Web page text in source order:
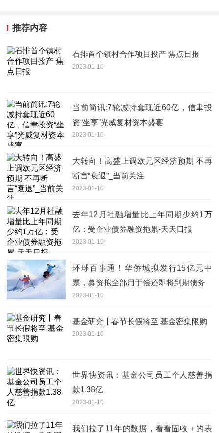
推荐内容
石排首个镇村合作项目投产 焦点日报
2023-01-10
当前简讯:7轮减持套现近60亿，信聿投
资“坐享”光威复材资本盛宴
2023-01-10
大转向！高盛上调欧元区经济预期 不再
断言“衰退”_当前关注
2023-01-10
去年12月社融增量比上年同期少约1万
亿：受企业债券融资拖累-天天日报
2023-01-10
环球百事通！华侨城拟发行15亿元中
票，募资拟全部用于偿还即将到期债务
2023-01-10
基金研究丨春节长假将至 基金密集限购
2023-01-10
世界快资讯：基金公司员工个人慈善捐
款1.38亿
2023-01-10
我们拉了11年的数据，看看固收＋的表